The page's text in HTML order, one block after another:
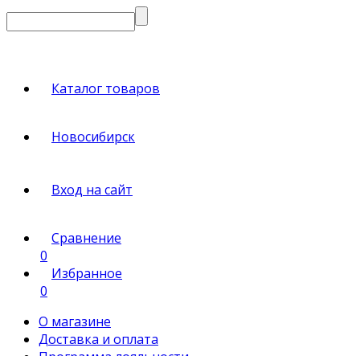
Каталог товаров
Новосибирск
Вход на сайт
Сравнение
0
Избранное
0
О магазине
Доставка и оплата